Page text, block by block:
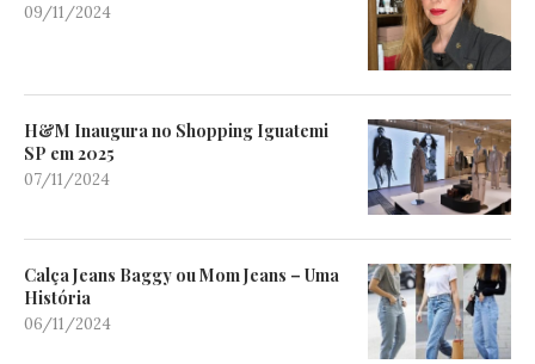
09/11/2024
H&M Inaugura no Shopping Iguatemi
SP em 2025
07/11/2024
Calça Jeans Baggy ou Mom Jeans – Uma
História
06/11/2024